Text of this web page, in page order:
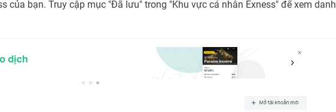
của bạn. Truy cập mục "Đã lưu" trong "Khu vực cá nhân Exness" để xem danh